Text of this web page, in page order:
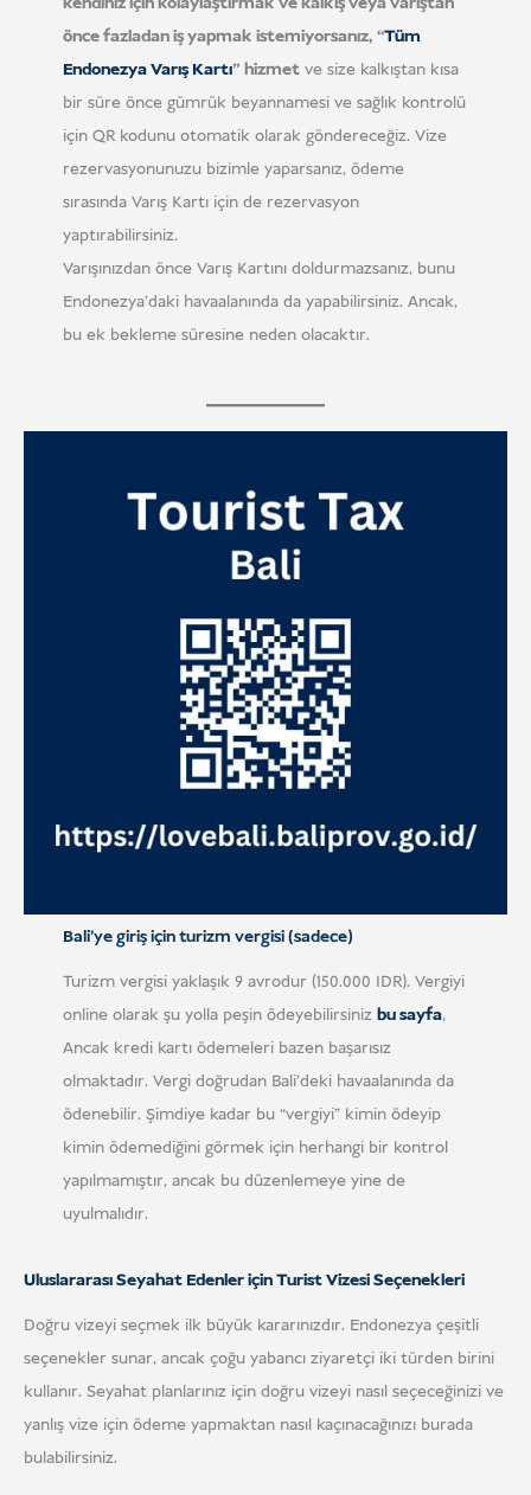
önce fazladan iş yapmak istemiyorsanız, “Tüm
Endonezya Varış Kartı” hizmetve size kalkıştan kısa
bir süre önce gümrük beyannamesi ve sağlık kontrolü
için QR kodunu otomatik olarak göndereceğiz. Vize
rezervasyonunuzu bizimle yaparsanız, ödeme
sırasında Varış Kartı için de rezervasyon
yaptırabilirsiniz.
Varışınızdan önce Varış Kartını doldurmazsanız, bunu
Endonezya'daki havaalanında da yapabilirsiniz. Ancak,
bu ek bekleme süresine neden olacaktır.
Bali'ye giriş için turizm vergisi (sadece)
Turizm vergisi yaklaşık 9 avrodur (150.000 IDR). Vergiyi
online olarak şu yolla peşin ödeyebilirsiniz bu sayfa,
Ancak kredi kartı ödemeleri bazen başarısız
olmaktadır. Vergi doğrudan Bali'deki havaalanında da
ödenebilir. Şimdiye kadar bu “vergiyi” kimin ödeyip
kimin ödemediğini görmek için herhangi bir kontrol
yapılmamıştır, ancak bu düzenlemeye yine de
uyulmalıdır.
Uluslararası Seyahat Edenler için Turist Vizesi Seçenekleri
Doğru vizeyi seçmek ilk büyük kararınızdır. Endonezya çeşitli
seçenekler sunar, ancak çoğu yabancı ziyaretçi iki türden birini
kullanır. Seyahat planlarınız için doğru vizeyi nasıl seçeceğinizi ve
yanlış vize için ödeme yapmaktan nasıl kaçınacağınızı burada
bulabilirsiniz.